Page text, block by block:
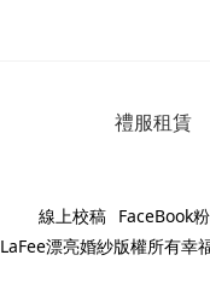
禮服租賃
線上校稿 FaceBook
漂亮婚紗版權所有幸